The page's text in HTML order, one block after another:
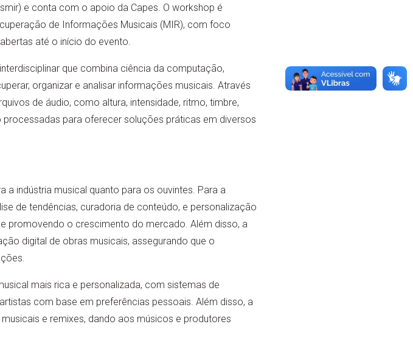
e conta com o apoio da Capes. O workshop é
de Informações Musicais (MIR), com foco
até o início do evento.
que combina ciência da computação,
organizar e analisar informações musicais. Através
de áudio, como altura, intensidade, ritmo, timbre,
para oferecer soluções práticas em diversos
indústria musical quanto para os ouvintes. Para a
de tendências, curadoria de conteúdo, e personalização
promovendo o crescimento do mercado. Além disso, a
digital de obras musicais, assegurando que o
mais rica e personalizada, com sistemas de
com base em preferências pessoais. Além disso, a
e remixes, dando aos músicos e produtores